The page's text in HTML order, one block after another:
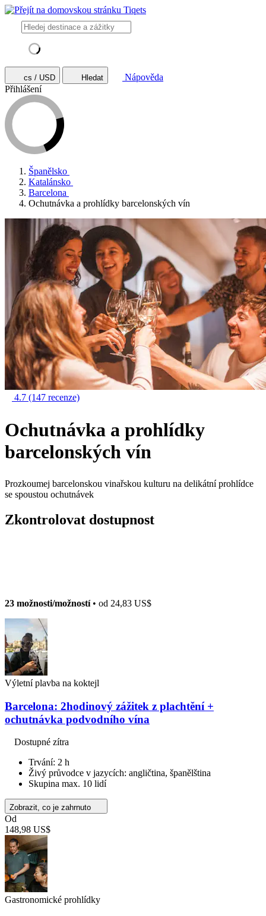
cs / USD Hledat
Nápověda
Přihlášení
Španělsko
Katalánsko
Barcelona
Ochutnávka a prohlídky barcelonských vín
4.7 (147 recenze)
Ochutnávka a prohlídky
barcelonských vín
Prozkoumej barcelonskou vinařskou kulturu na delikátní prohlídce
se spoustou ochutnávek
Zkontrolovat dostupnost
23 možnosti/možností• od 24,83 US$
Výletní plavba na koktejl
Barcelona: 2hodinový zážitek z plachtění +
ochutnávka podvodního vína
Dostupné zítra
Trvání: 2 h
Živý průvodce v jazycích: angličtina, španělština
Skupina max. 10 lidí
Zobrazit, co je zahrnuto
Od
148,98 US$
Gastronomické prohlídky